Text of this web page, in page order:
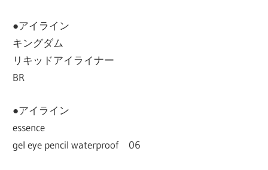
●アイライン
キングダム
リキッドアイライナー
BR
●アイライン
essence
gel eye pencil waterproof 06